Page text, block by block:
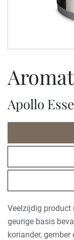
Apollo
Veelzijdig product
geurige basis
koriander, gember